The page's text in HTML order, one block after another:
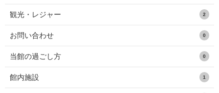
観光・レジャー 2
お問い合わせ 0
当館の過ごし方 0
館内施設 1